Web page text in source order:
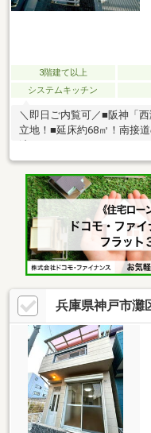
3階建て以上
システムキッチン
＼即日ご内覧可／■阪神「
立地！■延床約68㎡！南接
フロアタイル・玄関収納・
ー♪■LDKや水回りが1階か
■3階の洋室には壁一面のク
＞・市立灘の浜小学校…徒
灘保育所…徒歩5分・ローソ
ケ…徒歩8分■内覧ご希望の
ませ！
兵庫県神戸市灘